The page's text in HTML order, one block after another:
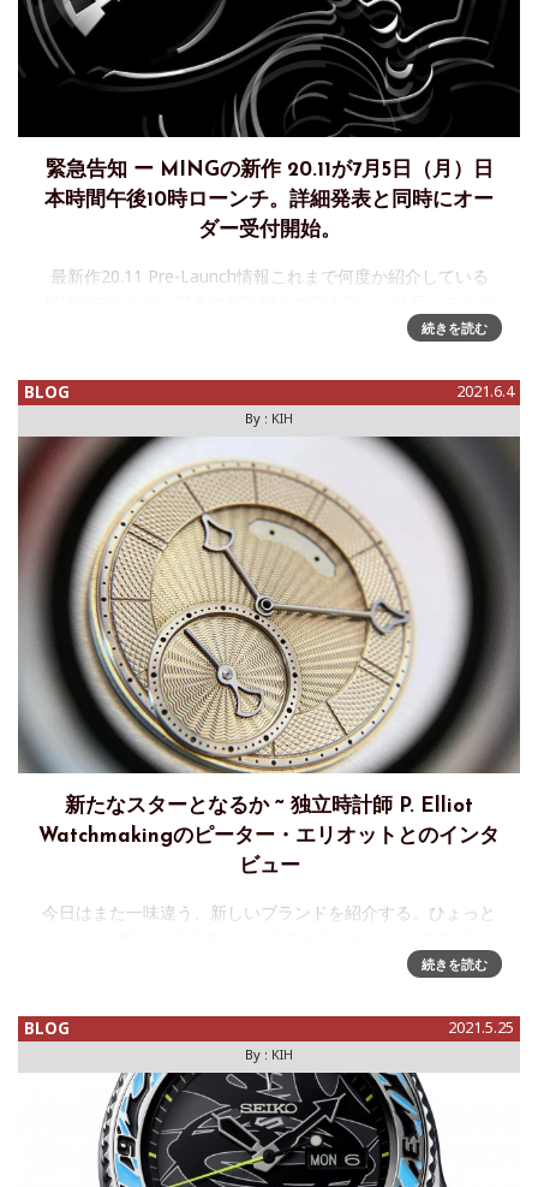
緊急告知 ー MINGの新作 20.11が7月5日（月）日
本時間午後10時ローンチ。詳細発表と同時にオー
ダー受付開始。
最新作20.11 Pre-Launch情報これまで何度か紹介している
いるようで、筆者も日本に紹介した、且つ1ファンとしてうれ
売
続きを読む
BLOG 2021.6.4
By : KIH
新たなスターとなるか ~ 独立時計師 P. Elliot
Watchmakingのピーター・エリオットとのインタ
ビュー
今日はまた一味違う、新しいブランドを紹介する。ひょっと
は、ほぼ完全自作。日本で言うと、菊野昌宏氏に近いタイプ
ない。あと数か月、とのこと
続きを読む
BLOG 2021.5.25
By : KIH